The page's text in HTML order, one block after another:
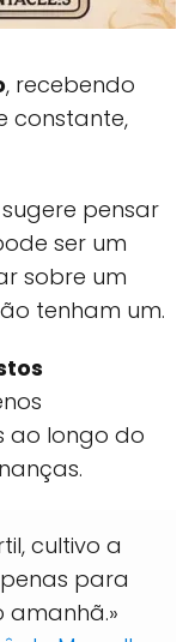
, recebendo
constante,
pensar
ser um
sobre um
tenham um.
ao longo do
cultivo a
para